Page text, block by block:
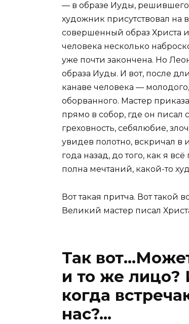
— в образе Иуды, решившего
художник присутствовал на
совершенный образ Христа
человека несколько
уже почти закончена. Но
образа Иуды. И вот, после
канаве человека —
оборванного. Мастер
прямо в собор, где он писал
греховность, себялюбие,
увидев полотно, вскричал в
года назад, до того, как я
полна мечтаний, какой-то
Вот такая притча. Вот такой
Великий мастер писал
Так
и то же лицо?
когда
нас?…